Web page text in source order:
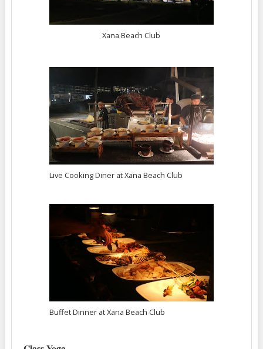
Xana Beach Club
Live Cooking Diner at Xana Beach Club
Buffet Dinner at Xana Beach Club